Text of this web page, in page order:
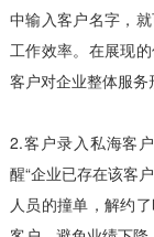
中输入客户名字，
工作效率。在展现
客户对企业整体服务
2.客户录入私海客
醒“企业已存在该客
人员的撞单，解约